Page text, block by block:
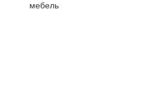
мебель